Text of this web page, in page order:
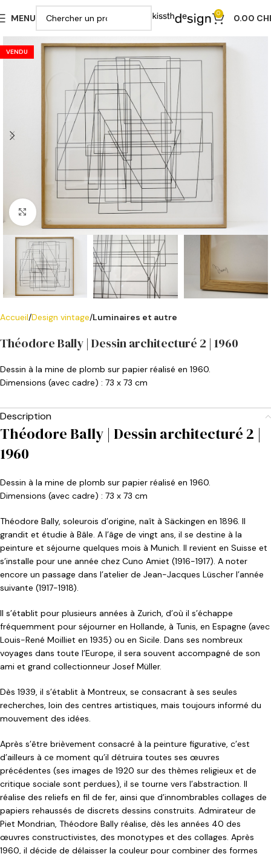
MENU 0 0.00
VENDU
Cliquer pour agrandir
Accueil Design vintage Luminaires et autre
Théodore Bally | Dessin architecturé 2 | 1960
Dessin à la mine de plomb sur papier réalisé en 1960.
Dimensions (avec cadre) : 73 x 73 cm
Description
Théodore Bally | Dessin architecturé 2 |
1960
Dessin à la mine de plomb sur papier réalisé en 1960.
Dimensions (avec cadre) : 73 x 73 cm
Théodore Bally, soleurois d’origine, naît à Säckingen en 1896. Il
grandit et étudie à Bâle. A l’âge de vingt ans, il se destine à la
peinture et séjourne quelques mois à Munich. Il revient en Suisse et
s’installe pour une année chez Cuno Amiet (1916-1917). A noter
encore un passage dans l’atelier de Jean-Jacques Lüscher l’année
suivante (1917-1918).
Il s’établit pour plusieurs années à Zurich, d’où il s’échappe
fréquemment pour séjourner en Hollande, à Tunis, en Espagne (avec
Louis-René Moilliet en 1935) ou en Sicile. Dans ses nombreux
voyages dans toute l’Europe, il sera souvent accompagné de son
ami et grand collectionneur Josef Müller.
Dès 1939, il s’établit à Montreux, se consacrant à ses seules
recherches, loin des centres artistiques, mais toujours informé du
mouvement des idées.
Après s’être brièvement consacré à la peinture figurative, c’est
d’ailleurs à ce moment qu’il détruira toutes ses œuvres
précédentes (ses images de 1920 sur des thèmes religieux et de
critique sociale sont perdues), il se tourne vers l’abstraction. Il
réalise des reliefs en fil de fer, ainsi que d’innombrables collages de
papiers rehaussés de discrets dessins construits. Admirateur de
Piet Mondrian, Théodore Bally réalise, dès les années 40 des
œuvres constructivistes, des monotypes et des collages. Après
1960, il décide de délaisser la couleur pour combiner des formes